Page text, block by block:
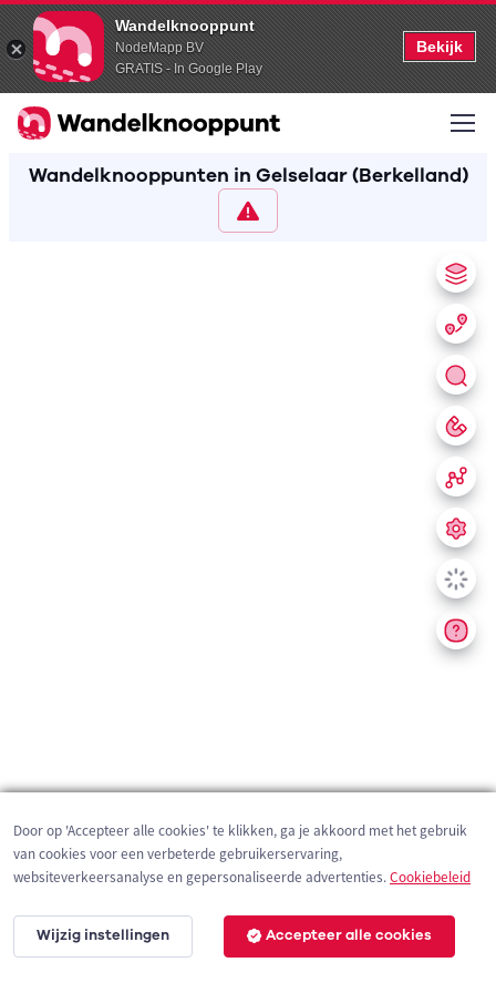
Wandelknooppunt
NodeMapp BV
GRATIS - In Google Play
Bekijk
Wandelknooppunten in Gelselaar (Berkelland)
200 m
Door op 'Accepteer alle cookies' te klikken, ga je akkoord met het gebruik
van cookies voor een verbeterde gebruikerservaring,
websiteverkeersanalyse en gepersonaliseerde advertenties.Cookiebeleid
Wijzig instellingen Accepteer alle cookies